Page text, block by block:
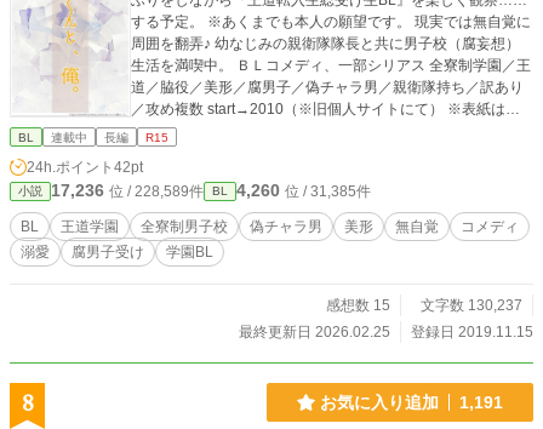
する予定。 ※あくまでも本人の願望です。 現実では無自覚に
周囲を翻弄♪ 幼なじみの親衛隊隊長と共に男子校（腐妄想）
生活を満喫中。 ＢＬコメディ、一部シリアス 全寮制学園／王
道／脇役／美形／腐男子／偽チャラ男／親衛隊持ち／訳あり
／攻め複数 start→2010（※旧個人サイトにて） ※表紙はか
んたん表紙メーカーさんです。
BL 連載中 長編 R15
24h.ポイント 42pt
小説 17,236 位 / 228,589件 BL 4,260 位 / 31,385件
BL 王道学園 全寮制男子校 偽チャラ男 美形 無自覚
コメディ
溺愛
腐男子受け 学園BL
感想数 15
文字数 130,237
最終更新日 2026.02.25
登録日 2019.11.15
8 お気に入り追加 1,191